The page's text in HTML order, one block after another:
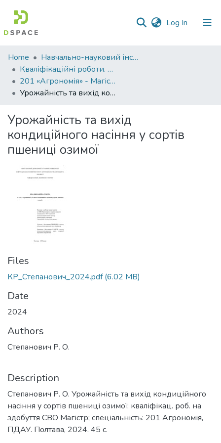
Log In (current)
Communities
&
Collections
All of DSpace
Statistics
Home
Навчально-науковий інститут агротехнологій, селекції та екології
Кваліфікаційні роботи. ННІ агротехнологій, селекції та екології
201 «Агрономія» - Магістри 2024-2025
Урожайність та вихід кондиційного насіння у сортів пшениці озимої
Урожайність та вихід
кондиційного насіння у сортів
пшениці озимої
Files
КР_Степанович_2024.pdf(6.02 MB)
Date
2024
Authors
Степанович Р. О.
Description
Степанович Р. О. Урожайність та вихід кондиційного
насіння у сортів пшениці озимої: кваліфікац. роб. на
здобуття СВО Магістр; спеціальність: 201 Агрономія,
ПДАУ. Полтава, 2024. 45 с.